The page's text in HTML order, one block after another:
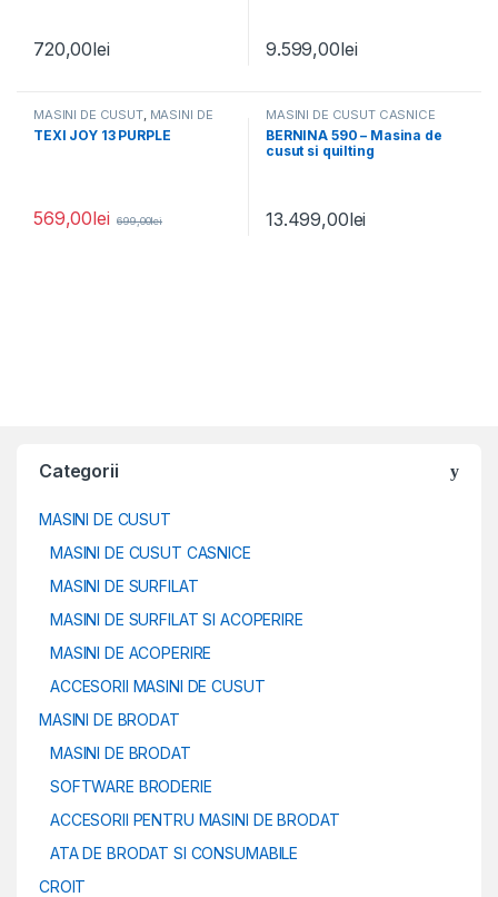
720,00lei 9.599,00lei
MASINI DE CUSUT, MASINI DE
CUSUT CASNICE
TEXI JOY 13 PURPLE
569,00lei 699,00lei
MASINI DE CUSUT CASNICE
BERNINA 590 – Masina de
cusut si quilting
13.499,00lei
Categorii
MASINI DE CUSUT
MASINI DE CUSUT CASNICE
MASINI DE SURFILAT
MASINI DE SURFILAT SI ACOPERIRE
MASINI DE ACOPERIRE
ACCESORII MASINI DE CUSUT
MASINI DE BRODAT
MASINI DE BRODAT
SOFTWARE BRODERIE
ACCESORII PENTRU MASINI DE BRODAT
ATA DE BRODAT SI CONSUMABILE
CROIT